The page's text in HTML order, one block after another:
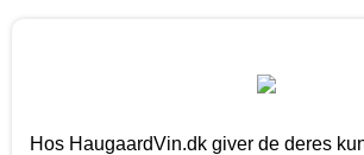
Hos HaugaardVin.dk giver de deres